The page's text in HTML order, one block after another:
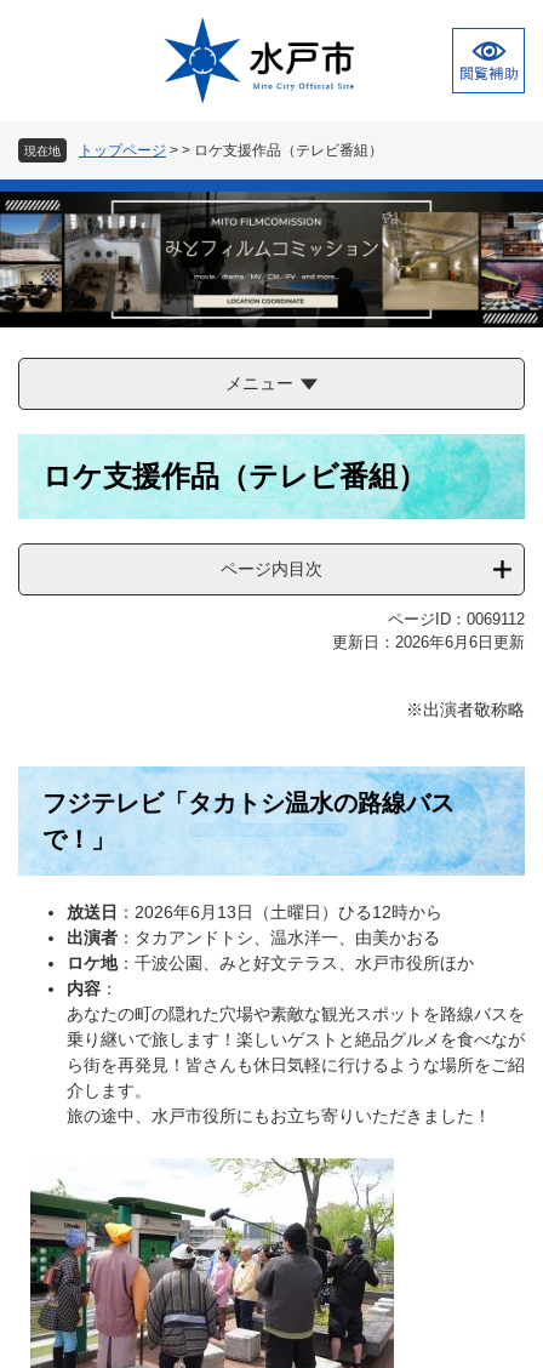
す
。
し
て
本
文
へ
現在地 トップページ > > ロケ支援作品（テレビ番組）
メニュー
ロケ支援作品（テレビ番組）
ページ内目次
ページID：0069112
更新日：2026年6月6日更新
※出演者敬称略
フジテレビ「タカトシ温水の路線バス
で！」
放送日 ：2026年6月13日（土曜日）ひる12時から
出演者 ：タカアンドトシ、温水洋一、由美かおる
ロケ地：千波公園、みと好文テラス、水戸市役所ほか
内容 ：
​あなたの町の隠れた穴場や素敵な観光スポットを路線バスを
乗り継いで旅します！楽しいゲストと絶品グルメを食べなが
ら街を再発見！皆さんも休日気軽に行けるような場所をご紹
介します。
旅の途中、水戸市役所にもお立ち寄りいただきました！